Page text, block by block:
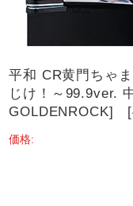
平和 CR黄門ちゃ
じけ！～99.9ver.
GOLDENROCK]
価格: